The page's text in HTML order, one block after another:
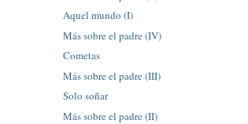
Aquel mundo (I)
Más sobre el padre (IV)
Cometas
Más sobre el padre (III)
Solo soñar
Más sobre el padre (II)